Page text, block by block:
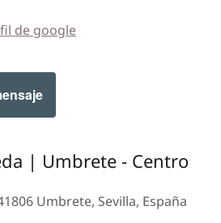
de google
| Umbrete - Centro
Umbrete, Sevilla, España